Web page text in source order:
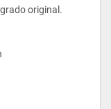
original.